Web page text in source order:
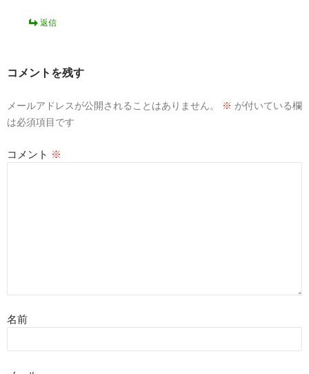
返信
コメントを残す
メールアドレスが公開されることはありません。 ※ が付いている欄
は必須項目です
コメント ※
名前